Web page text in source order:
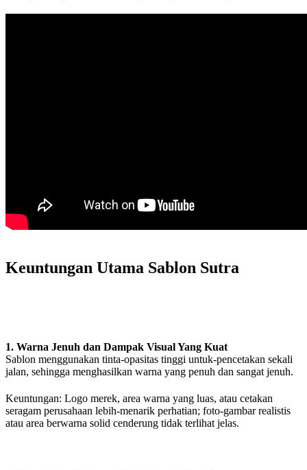
Keuntungan Utama Sablon Sutra
1. Warna Jenuh dan Dampak Visual Yang Kuat
Sablon menggunakan tinta-opasitas tinggi untuk-pencetakan sekali
jalan, sehingga menghasilkan warna yang penuh dan sangat jenuh.
Keuntungan: Logo merek, area warna yang luas, atau cetakan
seragam perusahaan lebih-menarik perhatian; foto-gambar realistis
atau area berwarna solid cenderung tidak terlihat jelas.